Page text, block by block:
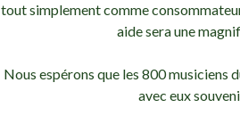
tout simplement comme
aide sera une
Nous espérons que les 800 musiciens
avec eux